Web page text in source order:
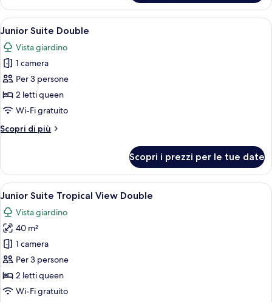
Suite
King
Apri
tutte
le
foto
per
Junior
Suite
Una camera d'albergo moderna con
1
Junior Suite Double
Vista giardino
1 camera
Per 3 persone
2 letti queen
Wi-Fi gratuito
Scopri di più
Altri
Suite
Double
Scopri i prezzi per le tue date
Apri
tutte
le
foto
per
Junior
Suite
Tropical
Una camera d'albergo moderna con
5
Junior Suite Tropical View Double
Vista giardino
40 m²
1 camera
Per 3 persone
2 letti queen
Wi-Fi gratuito